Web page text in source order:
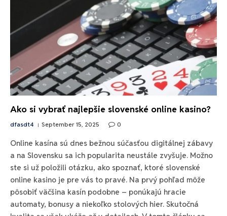
Ako si vybrať najlepšie slovenské online kasino?
dfasdt4 September 15, 2025 0
Online kasína sú dnes bežnou súčasťou digitálnej zábavy
a na Slovensku sa ich popularita neustále zvyšuje. Možno
ste si už položili otázku, ako spoznať, ktoré slovenské
online kasino je pre vás to pravé. Na prvý pohľad môže
pôsobiť väčšina kasín podobne – ponúkajú hracie
automaty, bonusy a niekoľko stolových hier. Skutočná